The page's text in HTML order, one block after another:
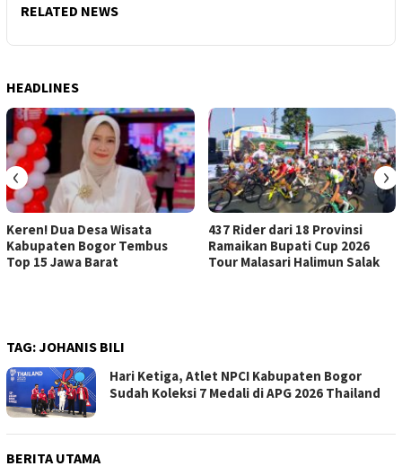
RELATED NEWS
HEADLINES
Keren! Dua Desa Wisata
Kabupaten Bogor Tembus
Top 15 Jawa Barat
437 Rider dari 18 Provinsi
Ramaikan Bupati Cup 2026
Tour Malasari Halimun Salak
‹ ›
TAG:JOHANIS BILI
Hari Ketiga, Atlet NPCI Kabupaten Bogor
Sudah Koleksi 7 Medali di APG 2026 Thailand
BERITA UTAMA